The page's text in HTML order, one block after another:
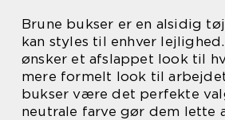
Brune bukser er en alsidig
kan styles til enhver
ønsker et afslappet look til
mere formelt look til
bukser være det perfekte
neutrale farve gør dem lette